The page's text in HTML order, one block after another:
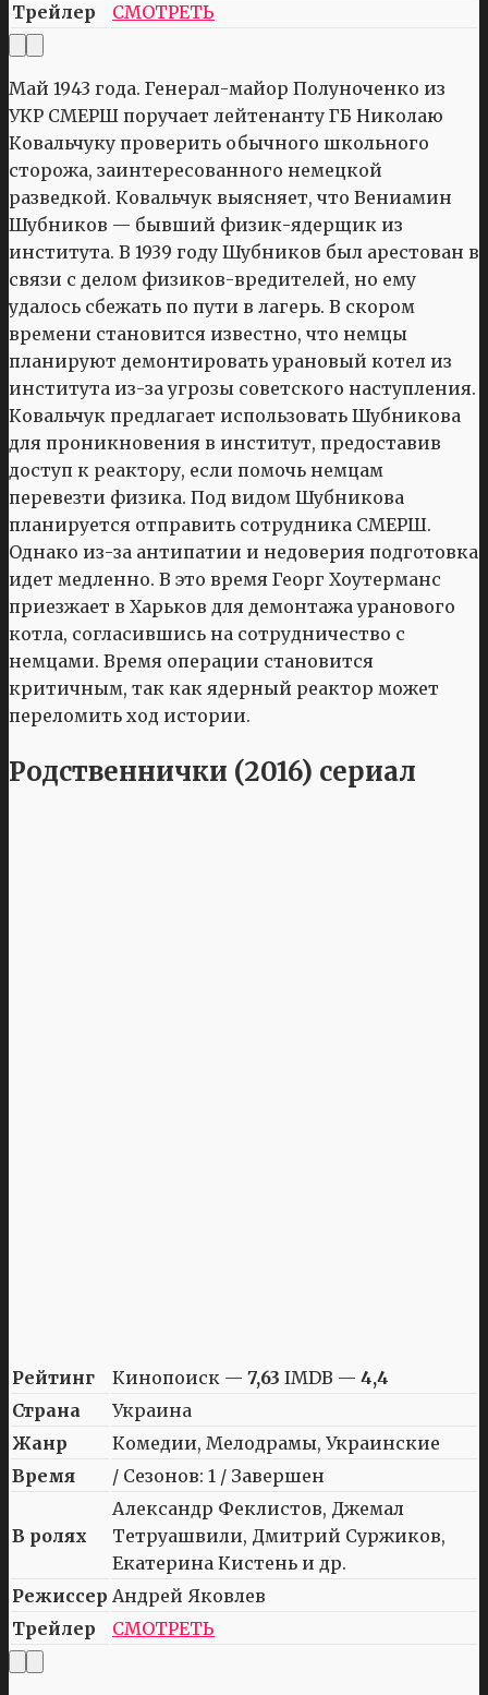
Трейлер
СМОТРЕТЬ
Май 1943 года. Генерал-майор Полуноченко из
УКР СМЕРШ поручает лейтенанту ГБ Николаю
Ковальчуку проверить обычного школьного
сторожа, заинтересованного немецкой
разведкой. Ковальчук выясняет, что Вениамин
Шубников — бывший физик-ядерщик из
института. В 1939 году Шубников был арестован в
связи с делом физиков-вредителей, но ему
удалось сбежать по пути в лагерь. В скором
времени становится известно, что немцы
планируют демонтировать урановый котел из
института из-за угрозы советского наступления.
Ковальчук предлагает использовать Шубникова
для проникновения в институт, предоставив
доступ к реактору, если помочь немцам
перевезти физика. Под видом Шубникова
планируется отправить сотрудника СМЕРШ.
Однако из-за антипатии и недоверия подготовка
идет медленно. В это время Георг Хоутерманс
приезжает в Харьков для демонтажа уранового
котла, согласившись на сотрудничество с
немцами. Время операции становится
критичным, так как ядерный реактор может
переломить ход истории.
Родственнички (2016) сериал
Рейтинг Кинопоиск — 7,63 IMDB — 4,4
Страна
Украина
Жанр
Комедии, Мелодрамы, Украинские
Время
/ Сезонов: 1 / Завершен
В ролях
Александр Феклистов, Джемал
Тетруашвили, Дмитрий Суржиков,
Екатерина Кистень и др.
Режиссер Андрей Яковлев
Трейлер
СМОТРЕТЬ